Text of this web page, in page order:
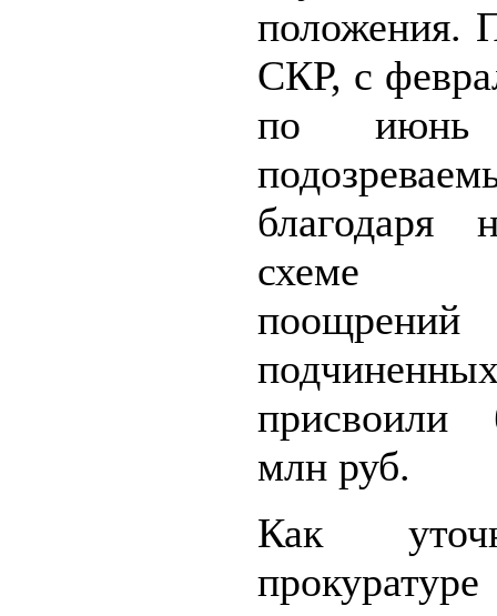
положения.
СКР, с
по июнь
благодаря
схеме
поощрений
присвоили
млн руб.
Как
прокуратуре